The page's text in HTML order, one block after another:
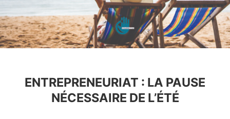
ENTREPRENEURIAT : LA PAUSE
NÉCESSAIRE DE L’ÉTÉ